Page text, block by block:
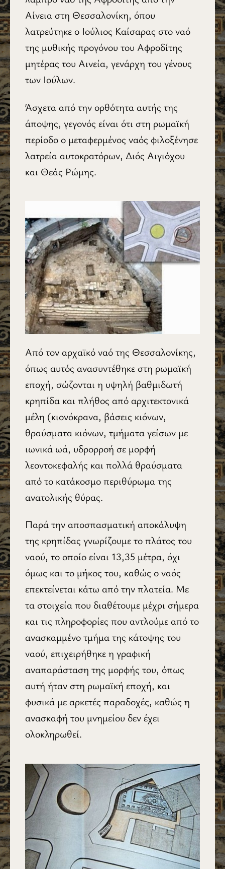
Αίνεια στη Θεσσαλονίκη, όπου
λατρεύτηκε ο Ιούλιος Καίσαρας στο ναό
της μυθικής προγόνου του Αφροδίτης
μητέρας του Αινεία, γενάρχη του γένους
των Ιούλων.
Άσχετα από την ορθότητα αυτής της
άποψης, γεγονός είναι ότι στη ρωμαϊκή
περίοδο ο μεταφερμένος ναός φιλοξένησε
λατρεία αυτοκρατόρων, Διός Αιγιόχου
και Θεάς Ρώμης.
Από τον αρχαϊκό ναό της Θεσσαλονίκης,
όπως αυτός ανασυντέθηκε στη ρωμαϊκή
εποχή, σώζονται η υψηλή βαθμιδωτή
κρηπίδα και πλήθος από αρχιτεκτονικά
μέλη (κιονόκρανα, βάσεις κιόνων,
θραύσματα κιόνων, τμήματα γείσων με
ιωνικά ωά, υδρορροή σε μορφή
λεοντοκεφαλής και πολλά θραύσματα
από το κατάκοσμο περιθύρωμα της
ανατολικής θύρας.
Παρά την αποσπασματική αποκάλυψη
της κρηπίδας γνωρίζουμε το πλάτος του
ναού, το οποίο είναι 13,35 μέτρα, όχι
όμως και το μήκος του, καθώς ο ναός
επεκτείνεται κάτω από την πλατεία. Με
τα στοιχεία που διαθέτουμε μέχρι σήμερα
και τις πληροφορίες που αντλούμε από το
ανασκαμμένο τμήμα της κάτοψης του
ναού, επιχειρήθηκε η γραφική
αναπαράσταση της μορφής του, όπως
αυτή ήταν στη ρωμαϊκή εποχή, και
φυσικά με αρκετές παραδοχές, καθώς η
ανασκαφή του μνημείου δεν έχει
ολοκληρωθεί.